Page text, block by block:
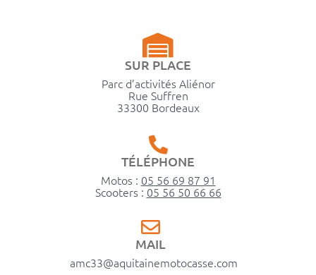
SUR PLACE
Parc d’activités Aliénor
Rue Suffren
33300 Bordeaux
TÉLÉPHONE
Motos : 05 56 69 87 91
Scooters : 05 56 50 66 66
MAIL
amc33@aquitainemotocasse.com